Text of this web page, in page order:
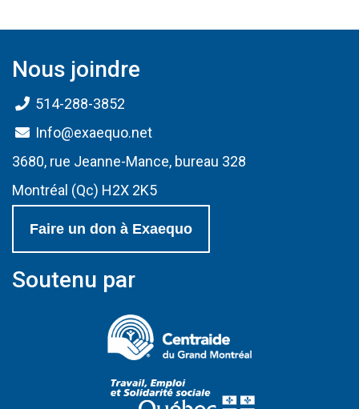
Nous joindre
514-288-3852
Info@exaequo.net
3680, rue Jeanne-Mance, bureau 328
Montréal (Qc) H2X 2K5
Faire un don à Exaequo
Soutenu par